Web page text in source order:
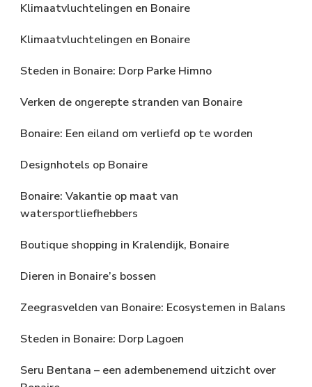
Klimaatvluchtelingen en Bonaire
Klimaatvluchtelingen en Bonaire
Steden in Bonaire: Dorp Parke Himno
Verken de ongerepte stranden van Bonaire
Bonaire: Een eiland om verliefd op te worden
Designhotels op Bonaire
Bonaire: Vakantie op maat van
watersportliefhebbers
Boutique shopping in Kralendijk, Bonaire
Dieren in Bonaire’s bossen
Zeegrasvelden van Bonaire: Ecosystemen in Balans
Steden in Bonaire: Dorp Lagoen
Seru Bentana – een adembenemend uitzicht over